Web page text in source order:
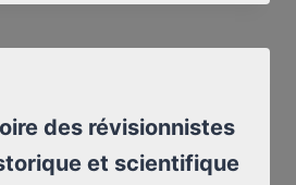
TOTAL
AND
SCIENTIFIC
des révisionnistes
et scientifique